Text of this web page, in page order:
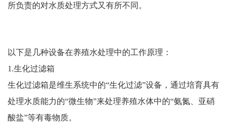
所负责的对水质处理方式又有所不同。
以下是几种设备在养殖水处理中的工作原理：
1.生化过滤箱
生化过滤箱是维生系统中的“生化过滤”设备，通过培育具有
处理水质能力的“微生物”来处理养殖水体中的“氨氮、亚硝
酸盐”等有毒物质。